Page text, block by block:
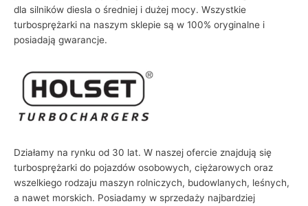
dla silników diesla o średniej i dużej mocy. Wszystkie
turbosprężarki na naszym sklepie są w 100% oryginalne i
posiadają gwarancje.
Działamy na rynku od 30 lat. W naszej ofercie znajdują się
turbosprężarki do pojazdów osobowych, ciężarowych oraz
wszelkiego rodzaju maszyn rolniczych, budowlanych, leśnych,
a nawet morskich. Posiadamy w sprzedaży najbardziej